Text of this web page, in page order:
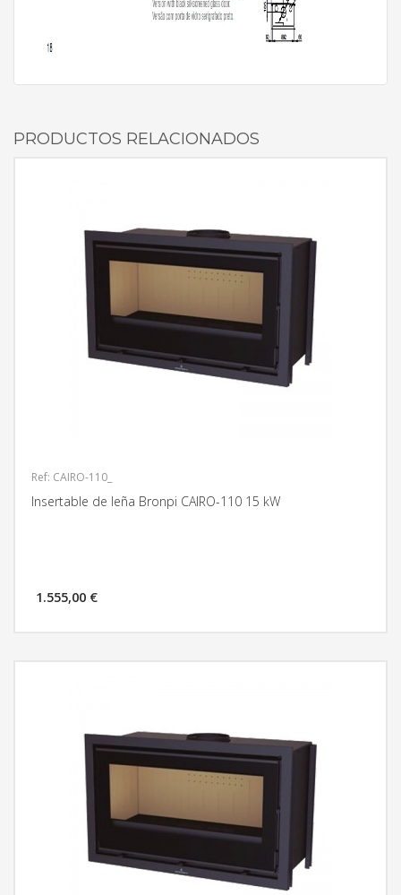
PRODUCTOS RELACIONADOS
Ref: CAIRO-110_
Insertable de leña Bronpi CAIRO-110 15 kW
1.555,00 €